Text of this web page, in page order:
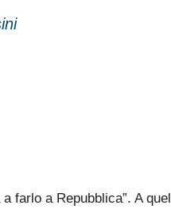
farlo a Repubblica”. A quel